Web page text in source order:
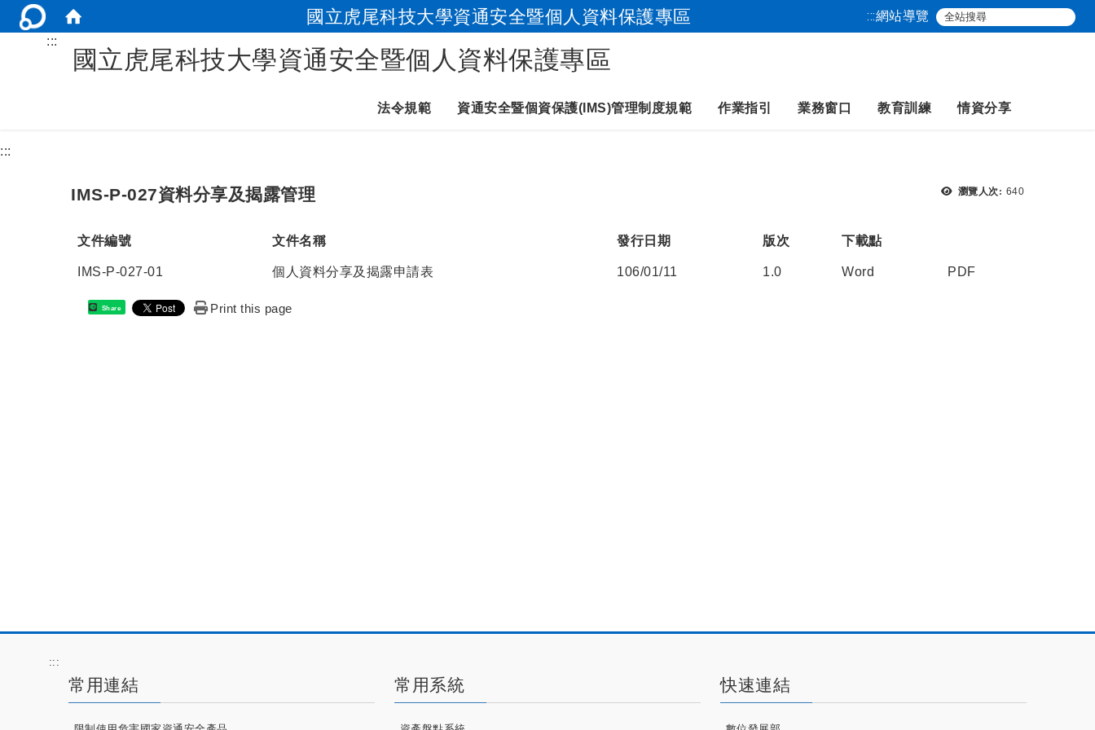
國立虎尾科技大學資通安全暨個人資料保護專區 :::網站導覽
跳到主要內容
:::
國立虎尾科技大學資通安全暨個人資料保護專區
法令規範 資通安全暨個資保護(IMS)管理制度規範 作業指引 業務窗口 教育訓練 情資分享
:::
瀏覽人次: 瀏覽次數：
640
IMS-P-027資料分享及揭露管理
文件編號 文件名稱 發行日期 版次 下載點
IMS-P-027-01 個人資料分享及揭露申請表 106/01/11 1.0 Word PDF
Share Print this page
:::
常用連結 常用系統 快速連結